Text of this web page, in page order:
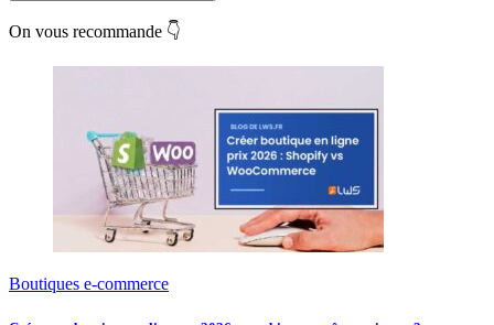
On vous recommande 👇
Boutiques e-commerce